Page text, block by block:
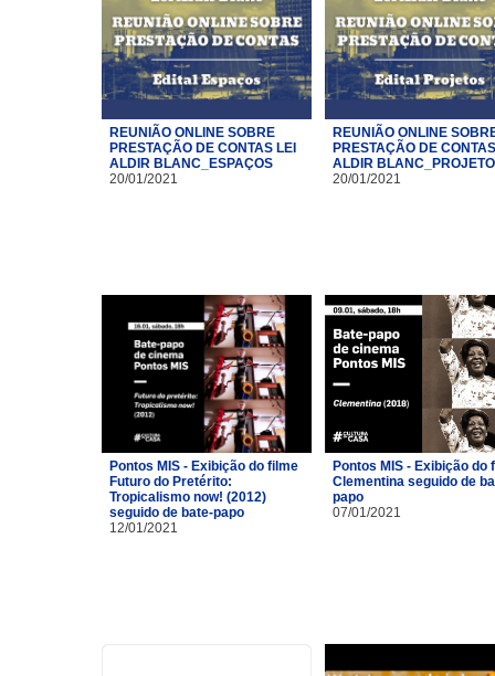
REUNIÃO ONLINE SOBRE
PRESTAÇÃO DE CONTAS LEI
ALDIR BLANC_ESPAÇOS
20/01/2021
REUNIÃO ONLINE
PRESTAÇÃO DE
ALDIR
20/01/2021
Pontos MIS - Exibição do filme
Futuro do Pretérito:
Tropicalismo now! (2012)
seguido de bate-papo
12/01/2021
Pontos MIS - Exibição do
Clementina seguido de
papo
07/01/2021